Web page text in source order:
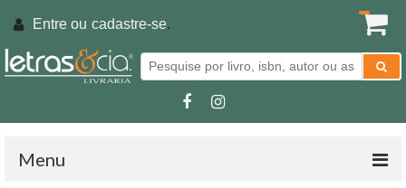
Entre ou cadastre-se.
Menu